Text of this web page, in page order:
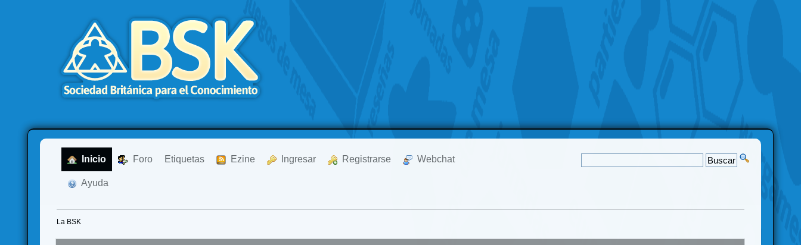
Inicio Foro Etiquetas Ezine Ingresar Registrarse Webchat
Ayuda
La BSK